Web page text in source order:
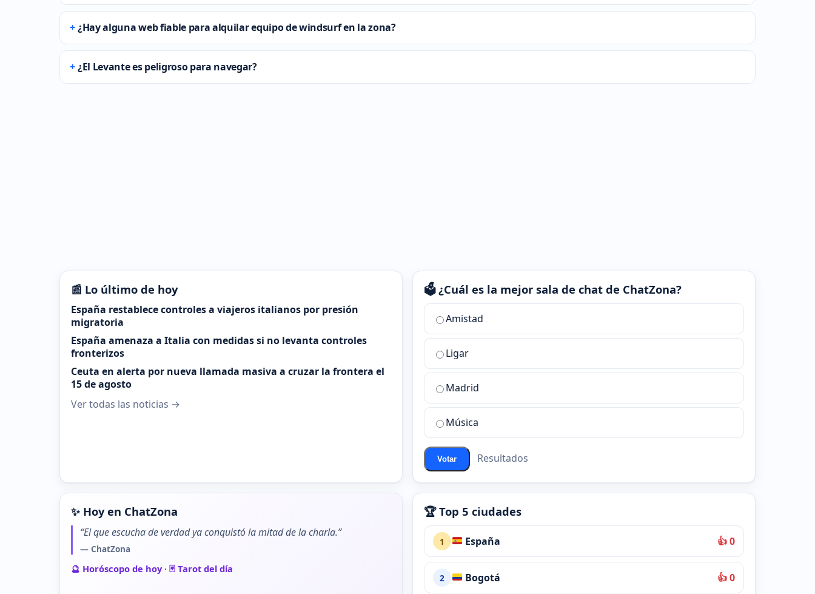
¿Hay alguna web fiable para alquilar equipo de windsurf en la zona?
¿El Levante es peligroso para navegar?
📰 Lo último de hoy
España restablece controles a viajeros italianos por presión
migratoria
España amenaza a Italia con medidas si no levanta controles
fronterizos
Ceuta en alerta por nueva llamada masiva a cruzar la frontera el
15 de agosto
Ver todas las noticias →
🗳️ ¿Cuál es la mejor sala de chat de ChatZona?
¿Cuál
la
mejor
sala
chat
ChatZona?
Amistad
Ligar
Madrid
Música
Votar Resultados
✨ Hoy en ChatZona
“El que escucha de verdad ya conquistó la mitad de la charla.”
— ChatZona
🔮 Horóscopo de hoy· 🃏 Tarot del día
🏆 Top 5 ciudades
1 España 👍 0
2 Bogotá 👍 0